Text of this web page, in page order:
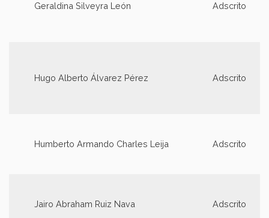
Geraldina Silveyra León Adscrito
Hugo Alberto Álvarez Pérez Adscrito
Humberto Armando Charles Leija Adscrito
Jairo Abraham Ruiz Nava Adscrito